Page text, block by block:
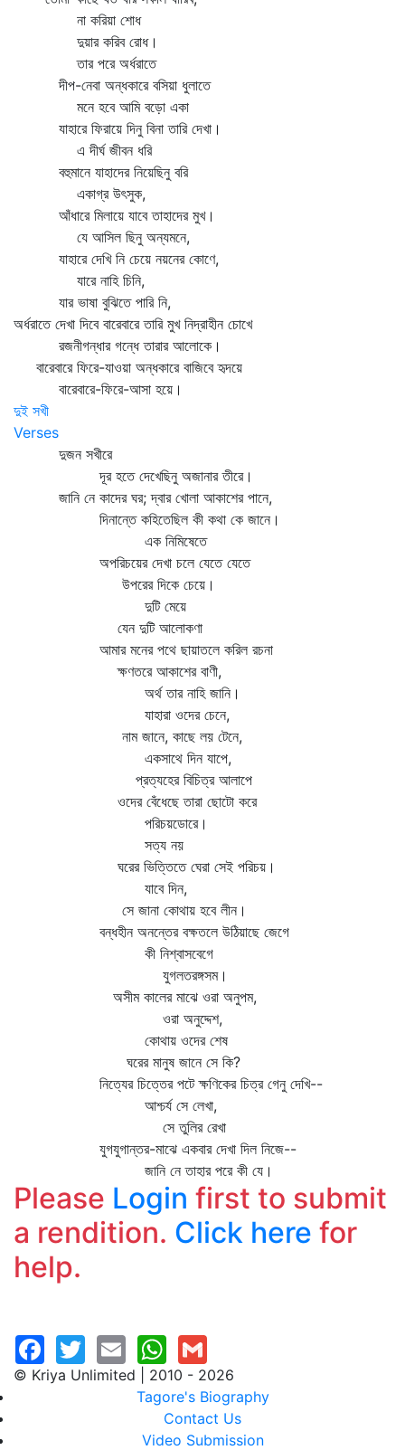
না করিয়া শোধ
দুয়ার করিব রোধ।
তার পরে অর্ধরাতে
দীপ-নেবা অন্ধকারে বসিয়া ধুলাতে
মনে হবে আমি বড়ো একা
যাহারে ফিরায়ে দিনু বিনা তারি দেখা।
এ দীর্ঘ জীবন ধরি
বহুমানে যাহাদের নিয়েছিনু বরি
একাগ্র উৎসুক,
আঁধারে মিলায়ে যাবে তাহাদের মুখ।
যে আসিল ছিনু অন্যমনে,
যাহারে দেখি নি চেয়ে নয়নের কোণে,
যারে নাহি চিনি,
যার ভাষা বুঝিতে পারি নি,
অর্ধরাতে দেখা দিবে বারেবারে তারি মুখ নিদ্রাহীন চোখে
রজনীগন্ধার গন্ধে তারার আলোকে।
বারেবারে ফিরে-যাওয়া অন্ধকারে বাজিবে হৃদয়ে
বারেবারে-ফিরে-আসা হয়ে।
দুই সখী
Verses
দুজন সখীরে
দূর হতে দেখেছিনু অজানার তীরে।
জানি নে কাদের ঘর; দ্বার খোলা আকাশের পানে,
দিনান্তে কহিতেছিল কী কথা কে জানে।
এক নিমিষেতে
অপরিচয়ের দেখা চলে যেতে যেতে
উপরের দিকে চেয়ে।
দুটি মেয়ে
যেন দুটি আলোকণা
আমার মনের পথে ছায়াতলে করিল রচনা
ক্ষণতরে আকাশের বাণী,
অর্থ তার নাহি জানি।
যাহারা ওদের চেনে,
নাম জানে, কাছে লয় টেনে,
একসাথে দিন যাপে,
প্রত্যহের বিচিত্র আলাপে
ওদের বেঁধেছে তারা ছোটো করে
পরিচয়ডোরে।
সত্য নয়
ঘরের ভিত্তিতে ঘেরা সেই পরিচয়।
যাবে দিন,
সে জানা কোথায় হবে লীন।
বন্ধহীন অনন্তের বক্ষতলে উঠিয়াছে জেগে
কী নিশ্বাসবেগে
যুগলতরঙ্গসম।
অসীম কালের মাঝে ওরা অনুপম,
ওরা অনুদ্দেশ,
কোথায় ওদের শেষ
ঘরের মানুষ জানে সে কি?
নিত্যের চিত্তের পটে ক্ষণিকের চিত্র গেনু দেখি--
আশ্চর্য সে লেখা,
সে তুলির রেখা
যুগযুগান্তর-মাঝে একবার দেখা দিল নিজে--
জানি নে তাহার পরে কী যে।
Please Login first to submit
a rendition. Click here for
help.
© Kriya Unlimited | 2010 - 2026
Tagore's Biography
Contact Us
Video Submission